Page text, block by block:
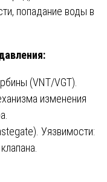
попадание воды в
(VNT/VGT).
изменения
Уязвимости: